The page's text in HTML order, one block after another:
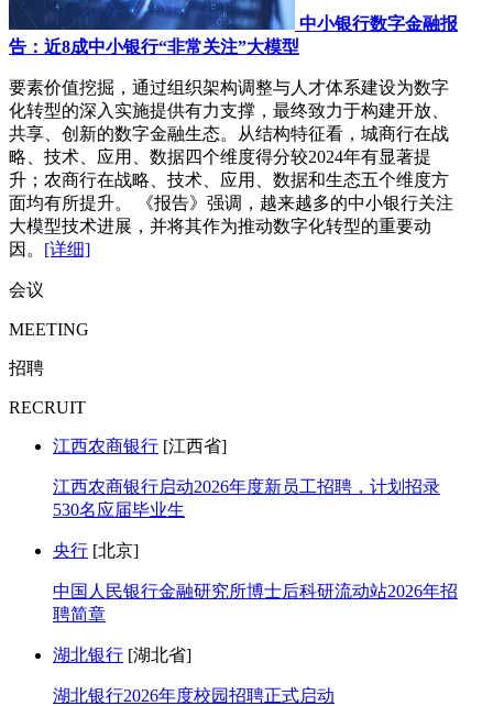
中小银行数字金融报
告：近8成中小银行“非常关注”大模型
要素价值挖掘，通过组织架构调整与人才体系建设为数字
化转型的深入实施提供有力支撑，最终致力于构建开放、
共享、创新的数字金融生态。从结构特征看，城商行在战
略、技术、应用、数据四个维度得分较2024年有显著提
升；农商行在战略、技术、应用、数据和生态五个维度方
面均有所提升。 《报告》强调，越来越多的中小银行关注
大模型技术进展，并将其作为推动数字化转型的重要动
因。 [详细]
会议
MEETING
招聘
RECRUIT
江西农商银行 [江西省]
江西农商银行启动2026年度新员工招聘，计划招录
530名应届毕业生
央行 [北京]
中国人民银行金融研究所博士后科研流动站2026年招
聘简章
湖北银行 [湖北省]
湖北银行2026年度校园招聘正式启动